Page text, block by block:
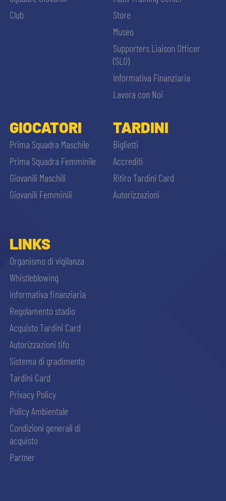
Club
Store
Museo
Supporters Liaison Officer
(SLO)
Informativa Finanziaria
Lavora con Noi
GIOCATORI
Prima Squadra Maschile
Prima Squadra Femminile
Giovanili Maschili
Giovanili Femminili
TARDINI
Biglietti
Accrediti
Ritiro Tardini Card
Autorizzazioni
LINKS
Organismo di vigilanza
Whistleblowing
Informativa finanziaria
Regolamento stadio
Acquisto Tardini Card
Autorizzazioni tifo
Sistema di gradimento
Tardini Card
Privacy Policy
Policy Ambientale
Condizioni generali di
acquisto
Partner